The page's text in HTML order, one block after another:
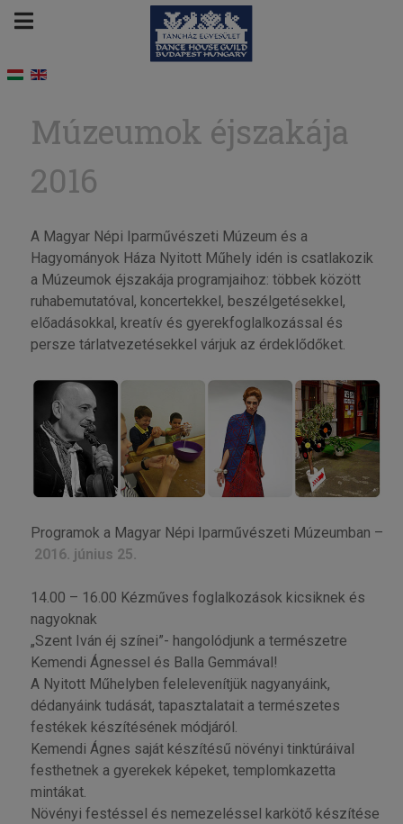
Múzeumok éjszakája
2016
A Magyar Népi Iparművészeti Múzeum és a
Hagyományok Háza Nyitott Műhely idén is csatlakozik
a Múzeumok éjszakája programjaihoz: többek között
ruhabemutatóval, koncertekkel, beszélgetésekkel,
előadásokkal, kreatív és gyerekfoglalkozással és
persze tárlatvezetésekkel várjuk az érdeklődőket.
Programok a Magyar Népi Iparművészeti Múzeumban –
2016. június 25.
14.00 – 16.00 Kézműves foglalkozások kicsiknek és
nagyoknak
„Szent Iván éj színei”- hangolódjunk a természetre
Kemendi Ágnessel és Balla Gemmával!
A Nyitott Műhelyben felelevenítjük nagyanyáink,
dédanyáink tudását, tapasztalatait a természetes
festékek készítésének módjáról.
Kemendi Ágnes saját készítésű növényi tinktúráival
festhetnek a gyerekek képeket, templomkazetta
mintákat.
Növényi festéssel és nemezeléssel karkötő készítése